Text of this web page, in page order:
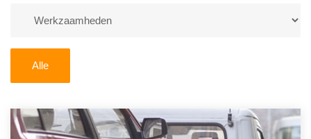
Zoekt u liever naar een sloperij in een andere plaats of
U kunt er ook voor kiezen om direct uw sloopauto te
verkopen en op te laten halen door de Sloopauto
Alle